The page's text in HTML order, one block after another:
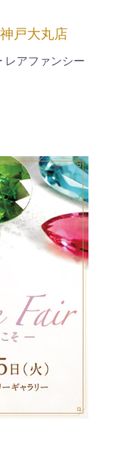
神戸大丸店
レアファンシー